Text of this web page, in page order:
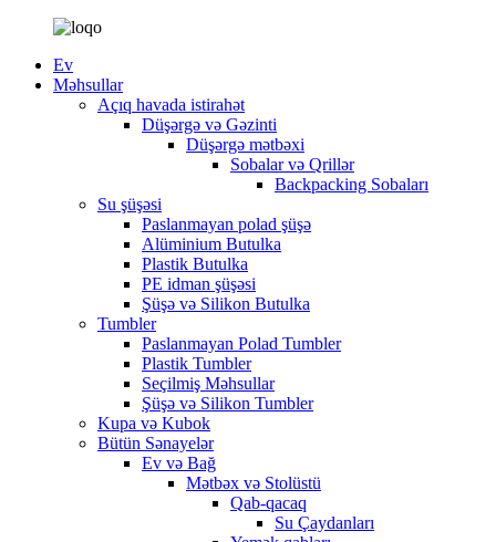
Ev
Məhsullar
Açıq havada istirahət
Düşərgə və Gəzinti
Düşərgə mətbəxi
Sobalar və Qrillər
Backpacking Sobaları
Su şüşəsi
Paslanmayan polad şüşə
Alüminium Butulka
Plastik Butulka
PE idman şüşəsi
Şüşə və Silikon Butulka
Tumbler
Paslanmayan Polad Tumbler
Plastik Tumbler
Seçilmiş Məhsullar
Şüşə və Silikon Tumbler
Kupa və Kubok
Bütün Sənayelər
Ev və Bağ
Mətbəx və Stolüstü
Qab-qacaq
Su Çaydanları